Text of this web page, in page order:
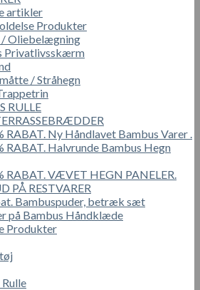
artikler
Produkter
/ Oliebelægning
Privatlivsskærm
/ Stråhegn
RULLE
Ny Håndlavet Bambus Varer .
RABAT. Halvrunde Bambus Hegn
RABAT. VÆVET HEGN PANELER.
PÅ RESTVARER
Bambuspuder, betræk sæt
på Bambus Håndklæde
Produkter